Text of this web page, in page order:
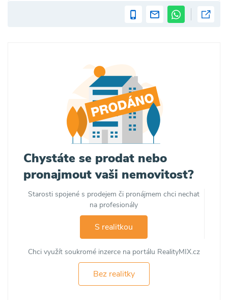
Chystáte se prodat nebo
pronajmout vaši nemovitost?
Starosti spojené s prodejem či pronájmem chci nechat
na profesionály
S realitkou
Chci využít soukromé inzerce na portálu RealityMIX.cz
Bez realitky